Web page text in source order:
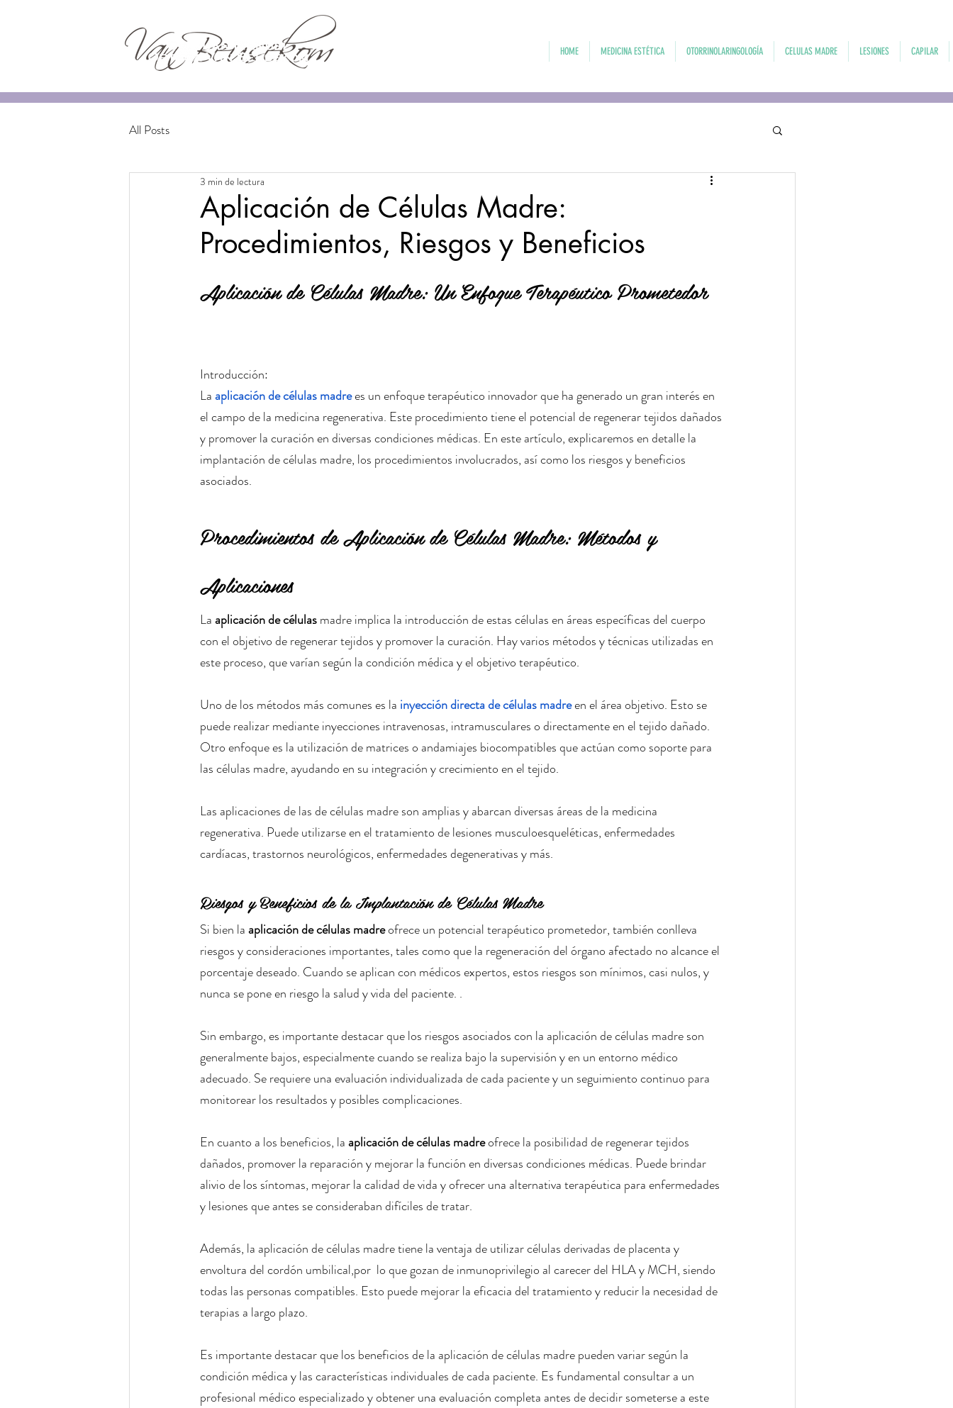
HOME MEDICINA ESTÉTICA OTORRINOLARINGOLOGÍA CELULAS MADRE LESIONES CAPILAR
All Posts
Aplicación de Células Madre:
Procedimientos, Riesgos y Beneficios
3 min de lectura
Aplicación de Células Madre: Un Enfoque Terapéutico Prometedor
Introducción:
La aplicación de células madre es un enfoque terapéutico innovador que ha generado un gran interés en
el campo de la medicina regenerativa. Este procedimiento tiene el potencial de regenerar tejidos dañados
y promover la curación en diversas condiciones médicas. En este artículo, explicaremos en detalle la
implantación de células madre, los procedimientos involucrados, así como los riesgos y beneficios
asociados.
Procedimientos de Aplicación de Células Madre: Métodos y
Aplicaciones
La aplicación de células madre implica la introducción de estas células en áreas específicas del cuerpo
con el objetivo de regenerar tejidos y promover la curación. Hay varios métodos y técnicas utilizadas en
este proceso, que varían según la condición médica y el objetivo terapéutico.
Uno de los métodos más comunes es la inyección directa de células madre en el área objetivo. Esto se
puede realizar mediante inyecciones intravenosas, intramusculares o directamente en el tejido dañado.
Otro enfoque es la utilización de matrices o andamiajes biocompatibles que actúan como soporte para
las células madre, ayudando en su integración y crecimiento en el tejido.
Las aplicaciones de las de células madre son amplias y abarcan diversas áreas de la medicina
regenerativa. Puede utilizarse en el tratamiento de lesiones musculoesqueléticas, enfermedades
cardíacas, trastornos neurológicos, enfermedades degenerativas y más.
Riesgos y Beneficios de la Implantación de Células Madre
Si bien la aplicación de células madre ofrece un potencial terapéutico prometedor, también conlleva
riesgos y consideraciones importantes, tales como que la regeneración del órgano afectado no alcance el
porcentaje deseado. Cuando se aplican con médicos expertos, estos riesgos son mínimos, casi nulos, y
nunca se pone en riesgo la salud y vida del paciente. .
Sin embargo, es importante destacar que los riesgos asociados con la aplicación de células madre son
generalmente bajos, especialmente cuando se realiza bajo la supervisión y en un entorno médico
adecuado. Se requiere una evaluación individualizada de cada paciente y un seguimiento continuo para
monitorear los resultados y posibles complicaciones.
En cuanto a los beneficios, la aplicación de células madre ofrece la posibilidad de regenerar tejidos
dañados, promover la reparación y mejorar la función en diversas condiciones médicas. Puede brindar
alivio de los síntomas, mejorar la calidad de vida y ofrecer una alternativa terapéutica para enfermedades
y lesiones que antes se consideraban difíciles de tratar.
Además, la aplicación de células madre tiene la ventaja de utilizar células derivadas de placenta y
envoltura del cordón umbilical,por  lo que gozan de inmunoprivilegio al carecer del HLA y MCH, siendo
todas las personas compatibles. Esto puede mejorar la eficacia del tratamiento y reducir la necesidad de
terapias a largo plazo.
Es importante destacar que los beneficios de la aplicación de células madre pueden variar según la
condición médica y las características individuales de cada paciente. Es fundamental consultar a un
profesional médico especializado y obtener una evaluación completa antes de decidir someterse a este